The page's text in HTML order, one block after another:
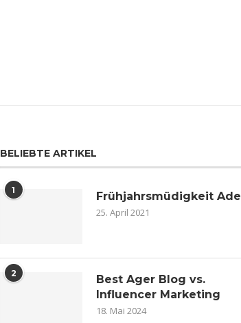
BELIEBTE ARTIKEL
1 Frühjahrsmüdigkeit Ade
25. April 2021
2
Best Ager Blog vs.
Influencer Marketing
18. Mai 2024